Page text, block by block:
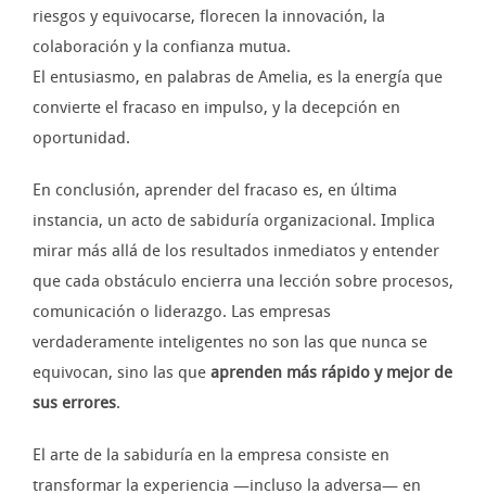
riesgos y equivocarse, florecen la innovación, la
colaboración y la confianza mutua.
El entusiasmo, en palabras de Amelia, es la energía que
convierte el fracaso en impulso, y la decepción en
oportunidad.
En conclusión, aprender del fracaso es, en última
instancia, un acto de sabiduría organizacional. Implica
mirar más allá de los resultados inmediatos y entender
que cada obstáculo encierra una lección sobre procesos,
comunicación o liderazgo. Las empresas
verdaderamente inteligentes no son las que nunca se
equivocan, sino las que aprenden más rápido y mejor de
sus errores.
El arte de la sabiduría en la empresa consiste en
transformar la experiencia —incluso la adversa— en